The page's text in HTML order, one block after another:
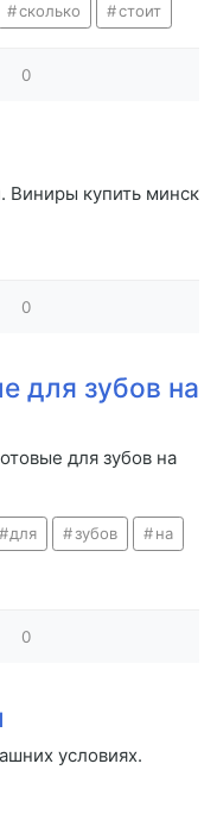
сколько стоит
0
Виниры купить минск
0
для зубов на
для зубов на
для зубов на
0
условиях.